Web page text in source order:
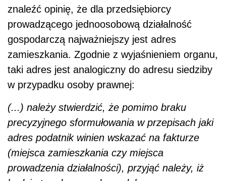
znaleźć opinię, że dla przedsiębiorcy
prowadzącego jednoosobową działalność
gospodarczą najważniejszy jest adres
zamieszkania. Zgodnie z wyjaśnieniem organu,
taki adres jest analogiczny do adresu siedziby
w przypadku osoby prawnej:
(...) należy stwierdzić, że pomimo braku
precyzyjnego sformułowania w przepisach jaki
adres podatnik winien wskazać na fakturze
(miejsca zamieszkania czy miejsca
prowadzenia działalności), przyjąć należy, iż